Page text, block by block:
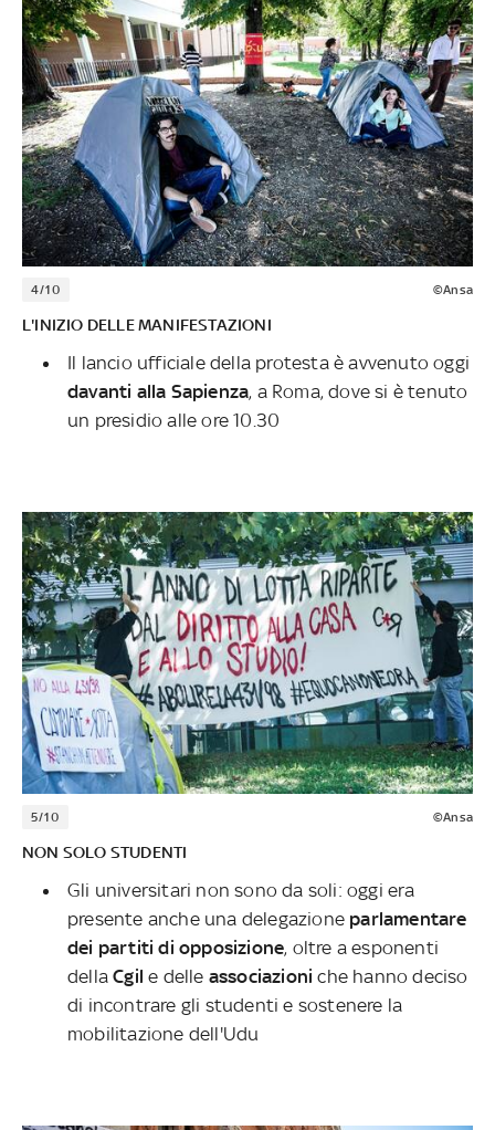
4/10 ©Ansa
L'INIZIO DELLE MANIFESTAZIONI
Il lancio ufficiale della protesta è avvenuto oggi
davanti alla Sapienza, a Roma, dove si è tenuto
un presidio alle ore 10.30
5/10 ©Ansa
NON SOLO STUDENTI
Gli universitari non sono da soli: oggi era
presente anche una delegazione parlamentare
dei partiti di opposizione, oltre a esponenti
dellaCgil e delle associazioniche hanno deciso
di incontrare gli studenti e sostenere la
mobilitazione dell'Udu